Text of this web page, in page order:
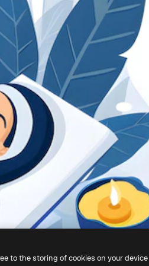
AI Image Generator kami.
to the storing of cookies on your